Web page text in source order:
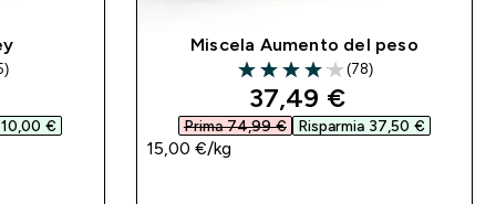
price
10,00 €‎
Miscela Aumento del peso
4.08 out of 5 stars
(78)
discounted price
37,49 €‎
Prima 74,99 €‎ Risparmia 37,50 €‎
15,00 €‎/kg